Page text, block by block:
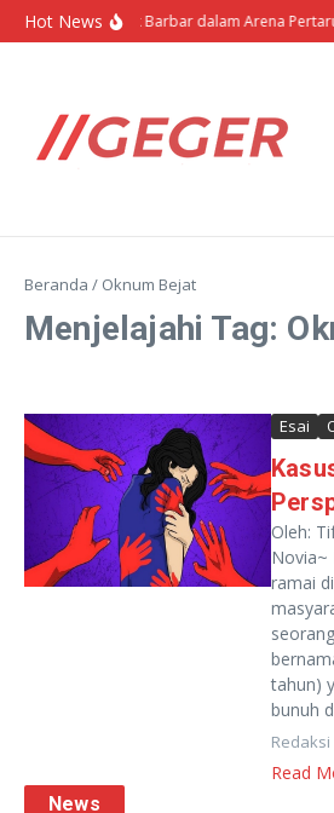
Lewati ke konten
Hot NewsPolitik Barbar dalam Arena
Beranda / Oknum Bejat
Menjelajahi Tag:
Esai
Oleh:
Novia~
ramai
tahun)
bunuh
Read
News